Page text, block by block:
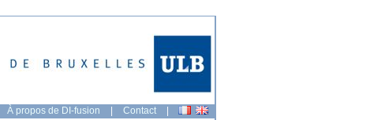
À propos de DI-fusion | Contact |